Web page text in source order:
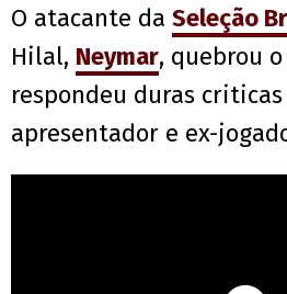
O atacante da Seleção
Hilal, Neymar, quebrou
respondeu duras
apresentador e ex-